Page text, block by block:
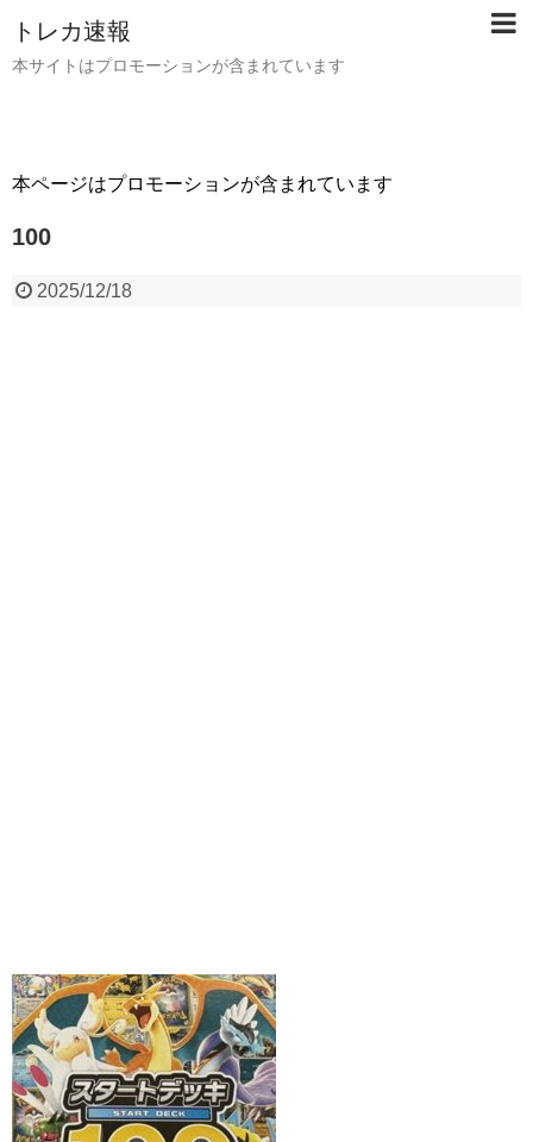
トレカ速報
本サイトはプロモーションが含まれています
本ページはプロモーションが含まれています
100
2025/12/18